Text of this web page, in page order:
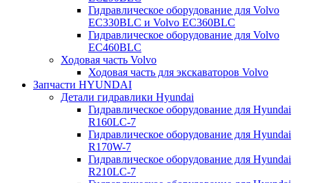
Гидравлическое оборудование для Volvo
EC330BLC и Volvo EC360BLC
Гидравлическое оборудование для Volvo
EC460BLC
Ходовая часть Volvo
Ходовая часть для экскаваторов Volvo
Запчасти HYUNDAI
Детали гидравлики Hyundai
Гидравлическое оборудование для Hyundai
R160LC-7
Гидравлическое оборудование для Hyundai
R170W-7
Гидравлическое оборудование для Hyundai
R210LC-7